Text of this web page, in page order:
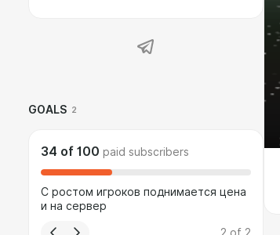
GOALS 2
34 of 100 paid subscribers
С ростом игроков поднимается цена
и на сервер